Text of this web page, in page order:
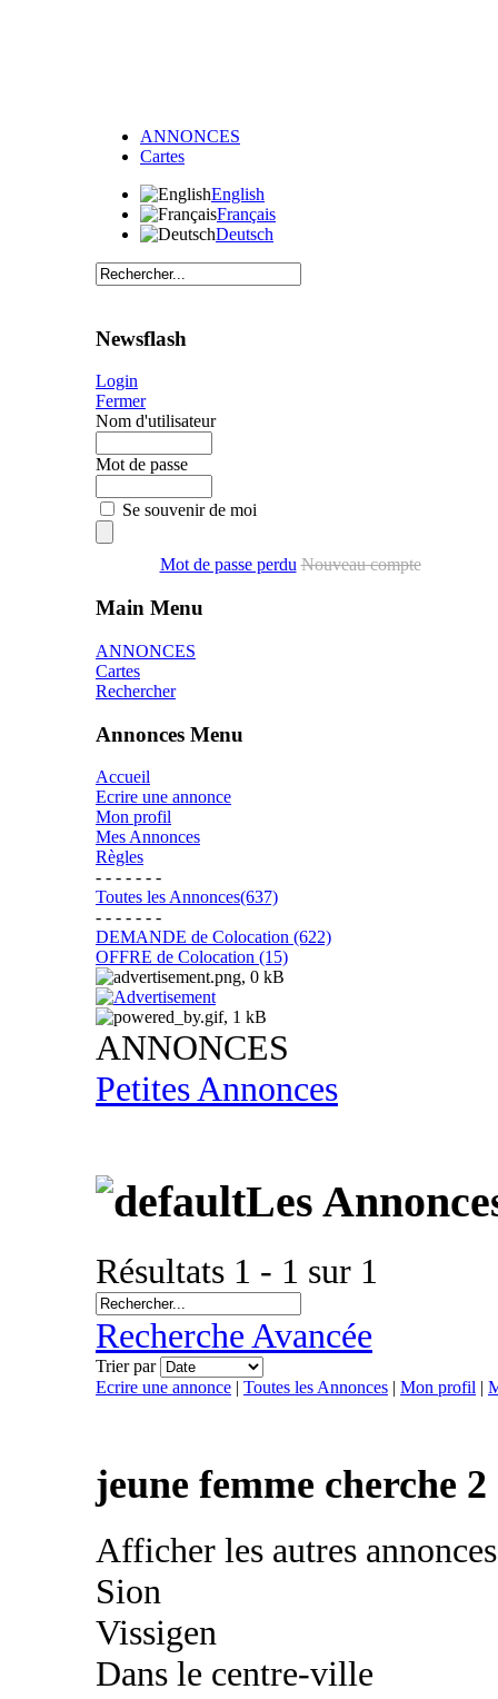
ANNONCES
Cartes
English
Français
Deutsch
Newsflash
Login
Fermer
Nom d'utilisateur
Mot de passe
Se souvenir de moi
Mot de passe perdu Nouveau compte
Main Menu
ANNONCES
Cartes
Rechercher
Annonces Menu
Accueil
Ecrire une annonce
Mon profil
Mes Annonces
Règles
- - - - - - -
Toutes les Annonces(637)
- - - - - - -
DEMANDE de Colocation (622)
OFFRE de Colocation (15)
ANNONCES
Petites Annonces
Les
Résultats 1 - 1 sur 1
Recherche Avancée
Trier par
Ecrire une annonce | Toutes les Annonces | Mon profil |
jeune femme cherche
Afficher les autres
Sion
Vissigen
Dans le centre-ville